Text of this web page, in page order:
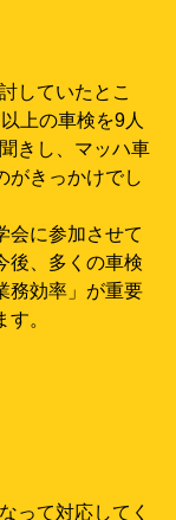
していたとこ
上の車検を9人
きし、マッハ車
がきっかけでし
会に参加させて
後、多くの車検
務効率」が重要
。
って対応してく